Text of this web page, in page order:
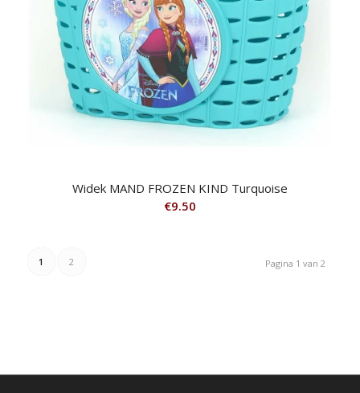
Widek MAND FROZEN KIND Turquoise
€9.50
Pagina 1 van 2
1 2